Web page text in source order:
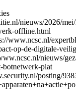
nieuws/2026/
offline.html
www.ncsc.nl/
op-de-digitale-
nieuws/
botnetwerk-plat
posting/